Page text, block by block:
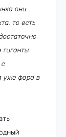
они
то есть
гиганты
уже фора в